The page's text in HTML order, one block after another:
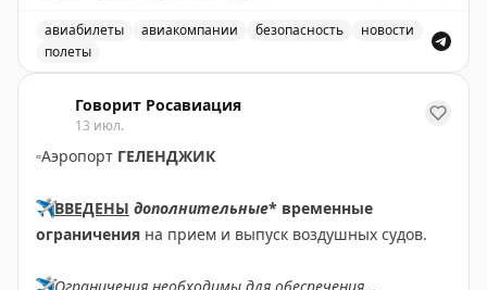
Бортпроводники — это люди, которые умеют быть
одновременно внимательными, заботливыми и
невероятно собранными. Они знают, как создать
уютную атмосферу на борту, поддержать пассажира
добрым словом, помочь в любой ситуации и сделать
всё, чтобы путешествие прошло спокойно и
⠀
За каждым рейсом стоят профессионализм,
авиабилеты авиакомпании безопасность
новости
полеты
Говорит Росавиация
13 июл.
▫️Аэропорт ГЕЛЕНДЖИК
✈️ВВЕДЕНЫ дополнительные* временные
ограничения на прием и выпуск воздушных судов.